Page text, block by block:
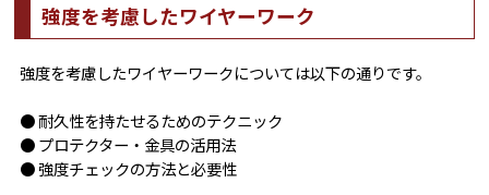
強度を考慮したワイヤーワーク
強度を考慮したワイヤーワークについては以下の通りです。
● 耐久性を持たせるためのテクニック
● プロテクター・金具の活用法
● 強度チェックの方法と必要性